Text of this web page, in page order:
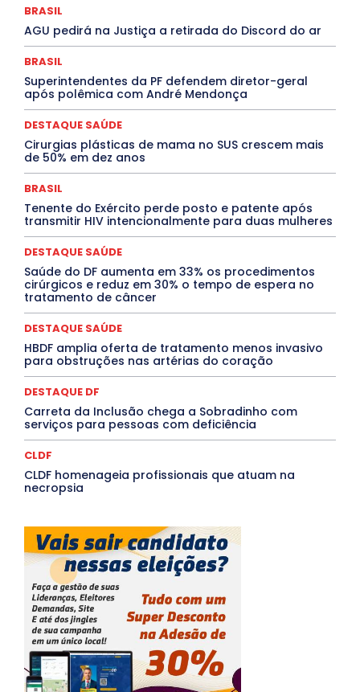
Congressuanas & Esplanadumas
Covid-19
Crônica Política Crônicas
CULTURA
Cultura e Tal
DANÇA Dengue
Denuncia
DESTAQUES OUTROS
DISTRITO FEDERAL
EDUCAÇÃO
ELEIÇÕES
EMPREGO E OPORTUNIDADES
Especial
Espírito Santo ESPORTE
ESTÁGIO
EVENTOS
Febre Oropouche
Goiás
INTELIGÊNCIA ARTIFICIAL
INTERNACIONAL
MEIO AMBIENTE
MÚSICA
O Plantonista Opinião Oropouche
Paraíba
Paraná Pernambuco Piauí
POLÍTICA
PROCESSO SELETIVO
PUBLIEDITORIAL
QUALIFICAÇÃO PROFISSIONAL
Rio de Janeiro
Rio Grande do Sul
Roraima
Santa Catarina
São Paulo SARAMPO
SAÚDE
Saúde Agora
TÁ FROID?
TEATRO TECNOLOGIA
TIC TAC
Mais
BRASIL
AGU pedirá na Justiça a retirada do Discord do ar
BRASIL
Superintendentes da PF defendem diretor-geral
após polêmica com André Mendonça
DESTAQUE SAÚDE
Cirurgias plásticas de mama no SUS crescem mais
de 50% em dez anos
BRASIL
Tenente do Exército perde posto e patente após
transmitir HIV intencionalmente para duas mulheres
DESTAQUE SAÚDE
Saúde do DF aumenta em 33% os procedimentos
cirúrgicos e reduz em 30% o tempo de espera no
tratamento de câncer
DESTAQUE SAÚDE
HBDF amplia oferta de tratamento menos invasivo
para obstruções nas artérias do coração
DESTAQUE DF
Carreta da Inclusão chega a Sobradinho com
serviços para pessoas com deficiência
CLDF
CLDF homenageia profissionais que atuam na
necropsia